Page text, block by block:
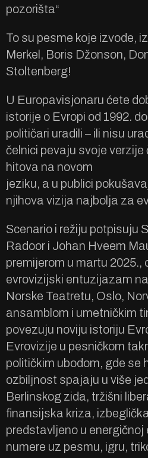
pozorišta“
To su pesme koje izvode,
Merkel, Boris Džonson,
Stoltenberg!
U Europavisjonaru ćete
istorije o Evropi od 1992.
političari uradili – ili nisu
čelnici pevaju svoje verzije
hitova na novom
jeziku, a u publici
njihova vizija najbolja za
Scenario i režiju potpisuju
Radoor i Johan Hveem
premijerom u martu 2025.,
evrovizijski entuzijazam
Norske Teatretu, Oslo,
ansamblom i umetničkim
povezuju noviju istoriju
Evrovizije u pesničkom
političkim ubodom, gde se
ozbiljnost spajaju u više
Berlinskog zida, tržišni
finansijska kriza,
predstavljeno u energičnoj
numere uz pesmu, igru,